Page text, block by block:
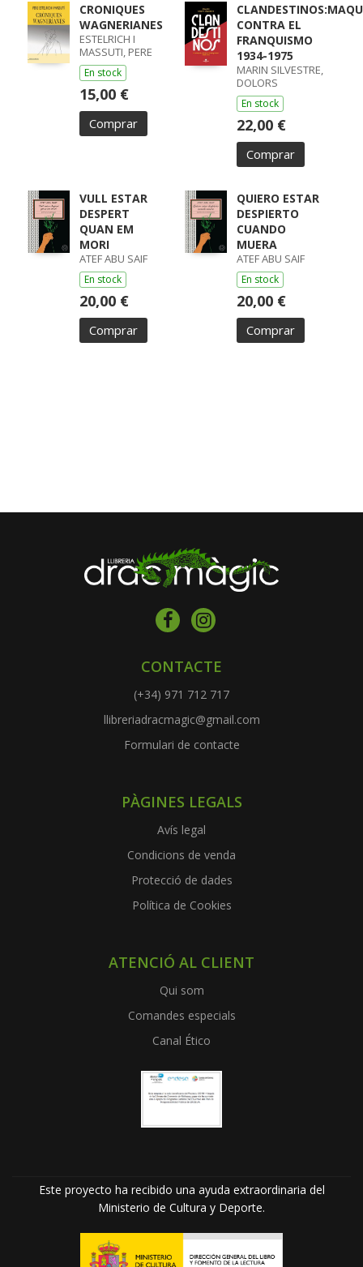
CRONIQUES
WAGNERIANES
ESTELRICH I
MASSUTI, PERE
En stock
15,00 €
Comprar
CONTRA EL
FRANQUISMO
1934-1975
MARIN SILVESTRE,
DOLORS
En stock
22,00 €
Comprar
VULL ESTAR
DESPERT
QUAN EM
MORI
ATEF ABU SAIF
En stock
20,00 €
Comprar
QUIERO ESTAR
DESPIERTO
CUANDO
MUERA
ATEF ABU SAIF
En stock
20,00 €
Comprar
CONTACTE
(+34) 971 712 717
llibreriadracmagic@gmail.com
Formulari de contacte
PÀGINES LEGALS
Avís legal
Condicions de venda
Protecció de dades
Política de Cookies
ATENCIÓ AL CLIENT
Qui som
Comandes especials
Canal Ético
Este proyecto ha recibido una ayuda extraordinaria del
Ministerio de Cultura y Deporte.